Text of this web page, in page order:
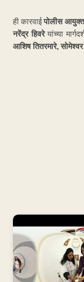
ही कारवाईपोलीस आयुक्त
नरेंद्र हिवरेयांच्या
आशिष तितरमारे,